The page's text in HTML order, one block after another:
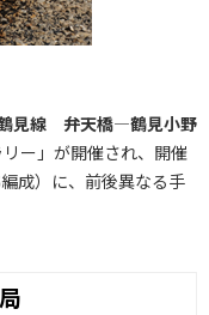
見線 弁天橋―鶴見小野
ー」が開催され、開催
成）に、前後異なる手